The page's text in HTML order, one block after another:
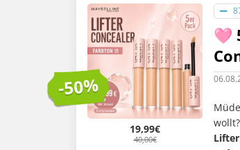
-50%
19,99€
40,00€
🩷